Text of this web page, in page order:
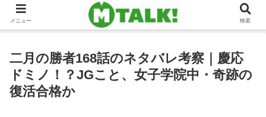
二月の勝者168話のネタバレ考察｜慶応
ドミノ！？JGこと、女子学院中・奇跡の
復活合格か
メニュー 検索